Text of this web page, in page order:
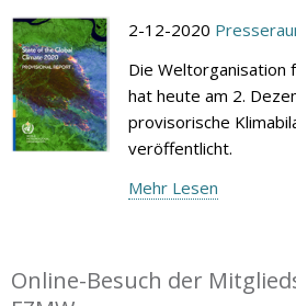
2-12-2020
Die Weltorganisation
hat heute am 2.
provisorische
veröffentlicht.
Mehr Lesen
Online-Besuch der